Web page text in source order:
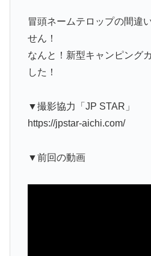
冒頭ネームテロップの間違
せん！
なんと！新型キャンピング
した！
▼撮影協力「JP STAR」
https://jpstar-aichi.com/
▼前回の動画